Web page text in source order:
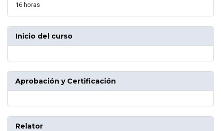
16 horas
Inicio del curso
Aprobación y Certificación
Relator